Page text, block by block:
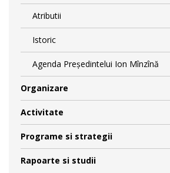
Atributii
Istoric
Agenda Președintelui Ion Mînzînă
Organizare
Activitate
Programe si strategii
Rapoarte si studii